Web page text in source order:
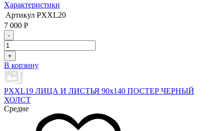
Характеристики
Артикул PXXL20
7 000 Р
-
+
В корзину
PXXL19 ЛИЦА И ЛИСТЬЯ 90x140 ПОСТЕР ЧЕРНЫЙ
ХОЛСТ
Средне